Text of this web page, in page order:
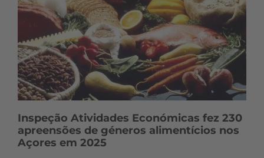
Inspeção Atividades Económicas fez 230
apreensões de géneros alimentícios nos
Açores em 2025